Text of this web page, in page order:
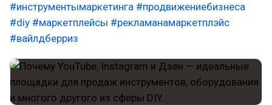
#инструментымаркетинга #продвижениебизнеса
#diy #маркетплейсы #рекламанамаркетплэйс
#вайлдберриз